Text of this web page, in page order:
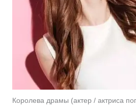
Королева драмы (актер / актриса